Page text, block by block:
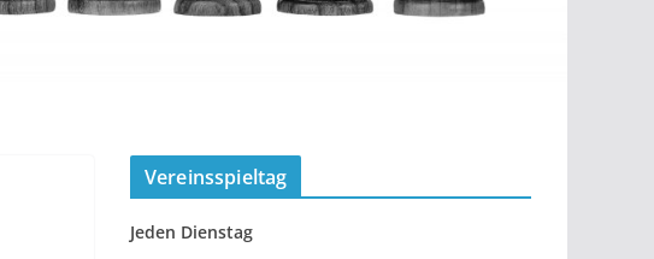
Vereinsspieltag
Jeden Dienstag